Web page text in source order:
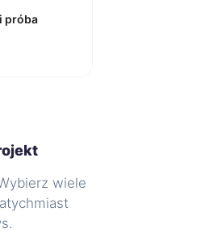
próba
wiele